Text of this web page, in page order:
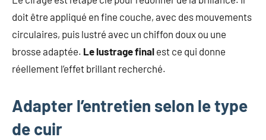
doit être appliqué en fine couche, avec des mouvements
circulaires, puis lustré avec un chiffon doux ou une
brosse adaptée. Le lustrage final est ce qui donne
réellement l’effet brillant recherché.
Adapter l’entretien selon le type
de cuir